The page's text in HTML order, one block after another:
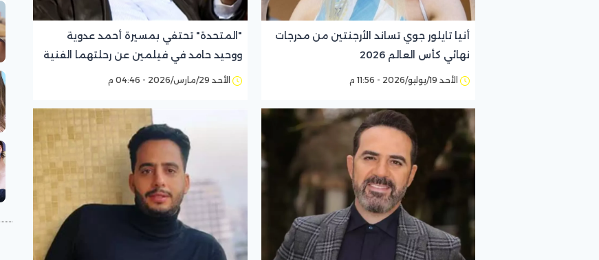
أنيا تايلور جوي تساند الأرجنتين من مدرجات
نهائي كأس العالم 2026
الأحد 19/يوليو/2026 - 11:56 م
"المتحدة" تحتفي بمسيرة أحمد عدوية
ووحيد حامد في فيلمين عن رحلتهما الفنية
الأحد 29/مارس/2026 - 04:46 م